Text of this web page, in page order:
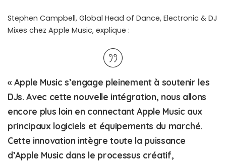
Stephen Campbell, Global Head of Dance, Electronic & DJ
Mixes chez Apple Music, explique :
« Apple Music s’engage pleinement à soutenir les
DJs. Avec cette nouvelle intégration, nous allons
encore plus loin en connectant Apple Music aux
principaux logiciels et équipements du marché.
Cette innovation intègre toute la puissance
d’Apple Music dans le processus créatif,